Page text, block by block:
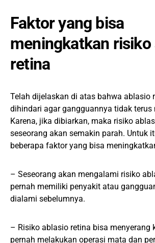
Faktor yang bisa
meningkatkan risiko
retina
Telah dijelaskan di atas bahwa ablasio
dihindari agar gangguannya tidak terus
Karena, jika dibiarkan, maka risiko
seseorang akan semakin parah. Untuk
beberapa faktor yang bisa
– Seseorang akan mengalami risiko
pernah memiliki penyakit atau
dialami sebelumnya.
– Risiko ablasio retina bisa menyerang
pernah melakukan operasi mata dan